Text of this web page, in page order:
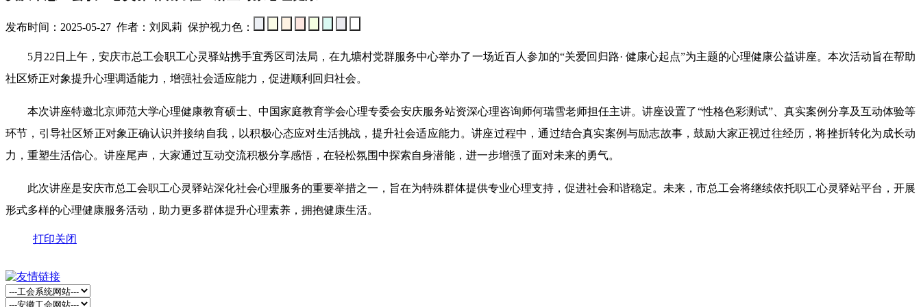
发布时间：2025-05-27 作者：刘凤莉 保护视力色：
5月22日上午，安庆市总工会职工心灵驿站携手宜秀区司法局，在九塘村党群服务中心举办了一场近百人参加的“关爱回归路· 健康心起点”为主题的心理健康公益讲座。本次活动旨在帮助
社区矫正对象提升心理调适能力，增强社会适应能力，促进顺利回归社会。
本次讲座特邀北京师范大学心理健康教育硕士、中国家庭教育学会心理专委会安庆服务站资深心理咨询师何瑞雪老师担任主讲。讲座设置了“性格色彩测试”、真实案例分享及互动体验等
环节，引导社区矫正对象正确认识并接纳自我，以积极心态应对生活挑战，提升社会适应能力。讲座过程中，通过结合真实案例与励志故事，鼓励大家正视过往经历，将挫折转化为成长动
力，重塑生活信心。讲座尾声，大家通过互动交流积极分享感悟，在轻松氛围中探索自身潜能，进一步增强了面对未来的勇气。
此次讲座是安庆市总工会职工心灵驿站深化社会心理服务的重要举措之一，旨在为特殊群体提供专业心理支持，促进社会和谐稳定。未来，市总工会将继续依托职工心灵驿站平台，开展
形式多样的心理健康服务活动，助力更多群体提升心理素养，拥抱健康生活。
打印关闭